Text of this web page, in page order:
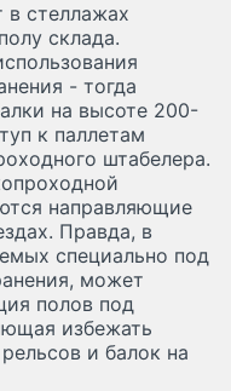
стеллажах
склада.
- тогда
на высоте 200-
к паллетам
штабелера.
направляющие
Правда, в
специально под
может
полов под
избежать
и балок на